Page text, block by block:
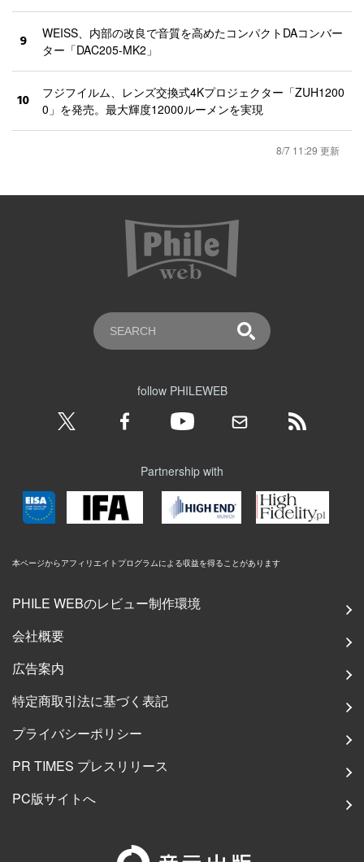
9
WEISS、内部の改良で音質を高めたコンパクトDAコンバー
ター「DAC205-MK2」
10
フジフイルム、レンズ交換式4Kプロジェクター「ZUH1200
0」を発売。最大輝度12000ルーメンを実現
8/7 11:29 更新
follow PHILEWEB
Partnership with
本ページからアフィリエイトプログラムによる収益を得ることがあります
PHILE WEBのレビュー制作環境
会社概要
広告案内
特定商取引法に基づく表記
プライバシーポリシー
PR TIMES プレスリリース
PC版サイトへ